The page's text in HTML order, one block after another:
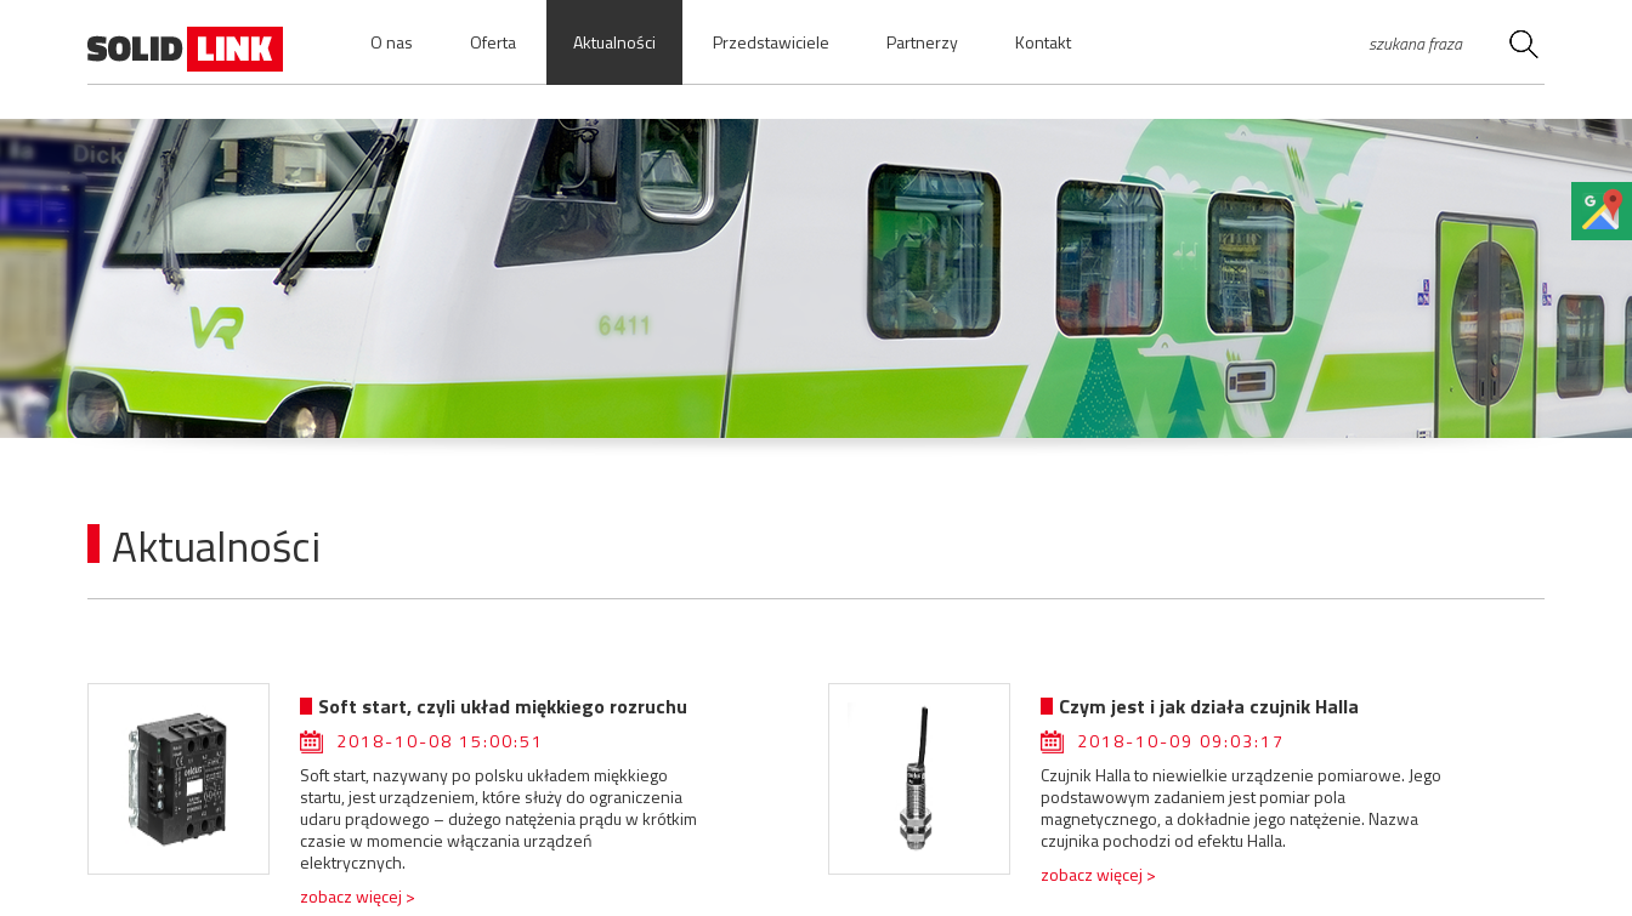
O nas Oferta Aktualności Przedstawiciele Partnerzy Kontakt
Aktualności
Soft start, czyli układ miękkiego rozruchu
2018-10-08 15:00:51
Soft start, nazywany po polsku układem miękkiego
startu, jest urządzeniem, które służy do ograniczenia
udaru prądowego – dużego natężenia prądu w krótkim
czasie w momencie włączania urządzeń
elektrycznych.
zobacz więcej >
Czym jest i jak działa czujnik Halla
2018-10-09 09:03:17
Czujnik Halla to niewielkie urządzenie pomiarowe. Jego
podstawowym zadaniem jest pomiar pola
magnetycznego, a dokładnie jego natężenie. Nazwa
czujnika pochodzi od efektu Halla.
zobacz więcej >